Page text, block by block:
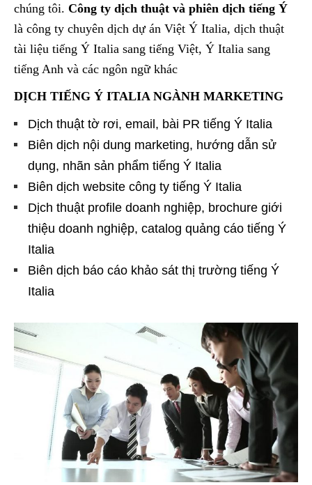
chúng tôi. Công ty dịch thuật và phiên dịch tiếng Ý
là công ty chuyên dịch dự án Việt Ý Italia, dịch thuật
tài liệu tiếng Ý Italia sang tiếng Việt, Ý Italia sang
tiếng Anh và các ngôn ngữ khác
DỊCH TIẾNG Ý ITALIA NGÀNH MARKETING
Dịch thuật tờ rơi, email, bài PR tiếng Ý Italia
Biên dịch nội dung marketing, hướng dẫn sử
dụng, nhãn sản phẩm tiếng Ý Italia
Biên dịch website công ty tiếng Ý Italia
Dịch thuật profile doanh nghiệp, brochure giới
thiệu doanh nghiệp, catalog quảng cáo tiếng Ý
Italia
Biên dịch báo cáo khảo sát thị trường tiếng Ý
Italia